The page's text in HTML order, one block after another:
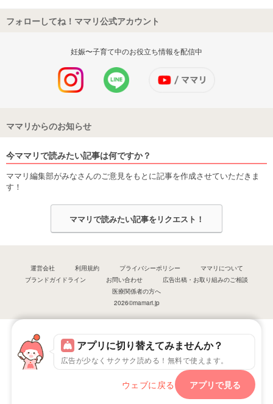
アプリに切り替えてみませんか？
広告が少なくサクサク読める！無料で使えます。
ウェブに戻る アプリで見る
フォローしてね！ママリ公式アカウント
妊娠〜子育て中のお役立ち情報を配信中
ママリからのお知らせ
今ママリで読みたい記事は何ですか？
ママリ編集部がみなさんのご意見をもとに記事を作成させていただきま
す！
ママリで読みたい記事をリクエスト！
運営会社 利用規約 プライバシーポリシー
ママリについて
ブランドガイドライン
お問い合わせ
広告出稿・お取り組みのご相談
医療関係者の方へ
2026©mamari.jp